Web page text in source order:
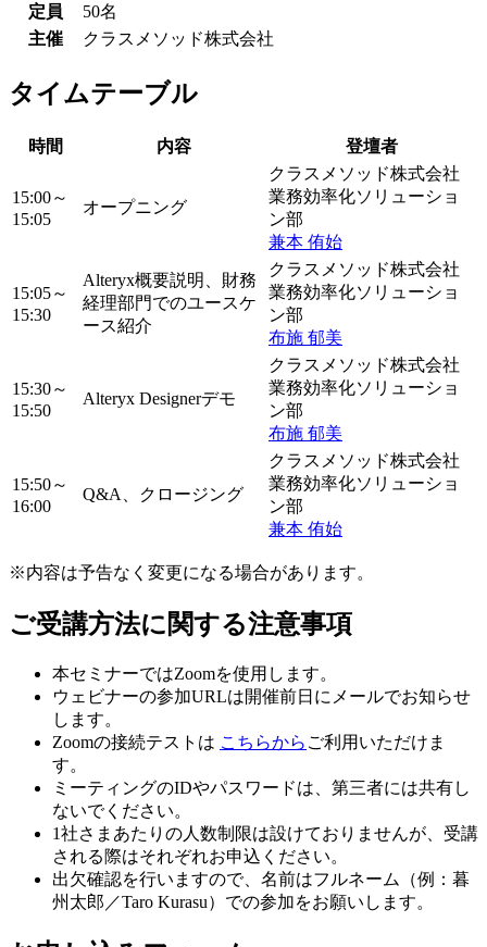
定員
50名
主催
クラスメソッド株式会社
タイムテーブル
時間 内容 登壇者
15:00～
15:05
オープニング
クラスメソッド株式会社
業務効率化ソリューショ
ン部
兼本 侑始
15:05～
15:30
Alteryx概要説明、財務
経理部門でのユースケ
ース紹介
クラスメソッド株式会社
業務効率化ソリューショ
ン部
布施 郁美
15:30～
15:50
Alteryx Designerデモ
クラスメソッド株式会社
業務効率化ソリューショ
ン部
布施 郁美
15:50～
16:00
Q&A、クロージング
クラスメソッド株式会社
業務効率化ソリューショ
ン部
兼本 侑始
※内容は予告なく変更になる場合があります。
ご受講方法に関する注意事項
本セミナーではZoomを使用します。
ウェビナーの参加URLは開催前日にメールでお知らせ
します。
Zoomの接続テストは こちらから ご利用いただけま
す。
ミーティングのIDやパスワードは、第三者には共有し
ないでください。
1社さまあたりの人数制限は設けておりませんが、受講
される際はそれぞれお申込ください。
出欠確認を行いますので、名前はフルネーム（例：暮
州太郎／Taro Kurasu）での参加をお願いします。